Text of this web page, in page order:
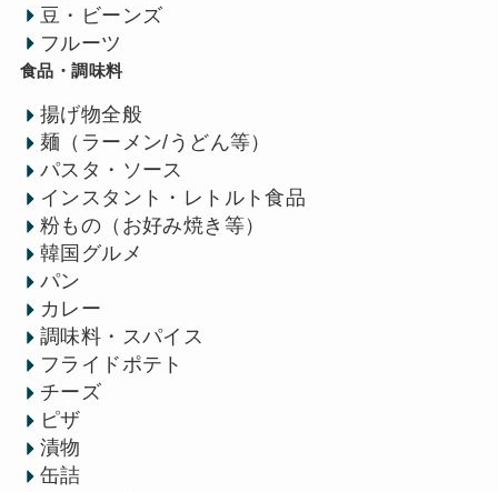
豆・ビーンズ
フルーツ
食品・調味料
揚げ物全般
麺（ラーメン/うどん等）
パスタ・ソース
インスタント・レトルト食品
粉もの（お好み焼き等）
韓国グルメ
パン
カレー
調味料・スパイス
フライドポテト
チーズ
ピザ
漬物
缶詰